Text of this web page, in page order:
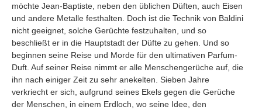
möchte Jean-Baptiste, neben den üblichen Düften, auch Eisen
und andere Metalle festhalten. Doch ist die Technik von Baldini
nicht geeignet, solche Gerüchte festzuhalten, und so
beschließt er in die Hauptstadt der Düfte zu gehen. Und so
beginnen seine Reise und Morde für den ultimativen Parfum-
Duft. Auf seiner Reise nimmt er alle Menschengerüche auf, die
ihn nach einiger Zeit zu sehr anekelten. Sieben Jahre
verkriecht er sich, aufgrund seines Ekels gegen die Gerüche
der Menschen, in einem Erdloch, wo seine Idee, den